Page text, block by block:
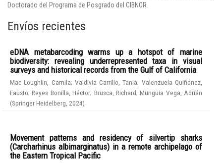
Doctorado del Programa de Posgrado del CIBNOR.
Envíos recientes
eDNA metabarcoding warms up a hotspot of marine
biodiversity: revealing underrepresented taxa in visual
surveys and historical records from the Gulf of California
Mac Loughlin, Camila; Valdivia Carrillo, Tania; Valenzuela Quiñónez,
Fausto;Reyes Bonilla, Héctor; Brusca, Richard;Munguia Vega, Adrián
(Springer Heidelberg 2024)
Movement patterns and residency of silvertip sharks
(Carcharhinus albimarginatus) in a remote archipelago of
the Eastern Tropical Pacific